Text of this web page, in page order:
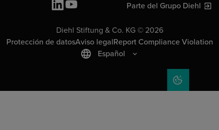
Parte del Grupo Diehl
Diehl Stiftung & Co. KG © 2026
Protección de datosAviso legalReport Compliance Violation
Español
COOKIE